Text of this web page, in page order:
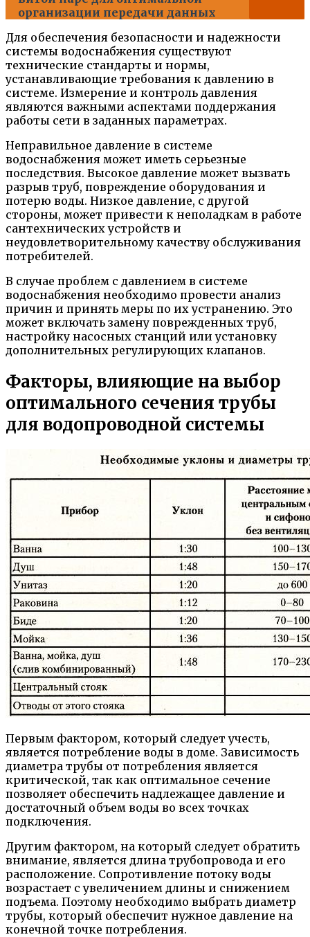
организации передачи данных
Для обеспечения безопасности и надежности
системы водоснабжения существуют
технические стандарты и нормы,
устанавливающие требования к давлению в
системе. Измерение и контроль давления
являются важными аспектами поддержания
работы сети в заданных параметрах.
Неправильное давление в системе
водоснабжения может иметь серьезные
последствия. Высокое давление может вызвать
разрыв труб, повреждение оборудования и
потерю воды. Низкое давление, с другой
стороны, может привести к неполадкам в работе
сантехнических устройств и
неудовлетворительному качеству обслуживания
потребителей.
В случае проблем с давлением в системе
водоснабжения необходимо провести анализ
причин и принять меры по их устранению. Это
может включать замену поврежденных труб,
настройку насосных станций или установку
дополнительных регулирующих клапанов.
Факторы, влияющие на выбор
оптимального сечения трубы
для водопроводной системы
Первым фактором, который следует учесть,
является потребление воды в доме. Зависимость
диаметра трубы от потребления является
критической, так как оптимальное сечение
позволяет обеспечить надлежащее давление и
достаточный объем воды во всех точках
подключения.
Другим фактором, на который следует обратить
внимание, является длина трубопровода и его
расположение. Сопротивление потоку воды
возрастает с увеличением длины и снижением
подъема. Поэтому необходимо выбрать диаметр
трубы, который обеспечит нужное давление на
конечной точке потребления.